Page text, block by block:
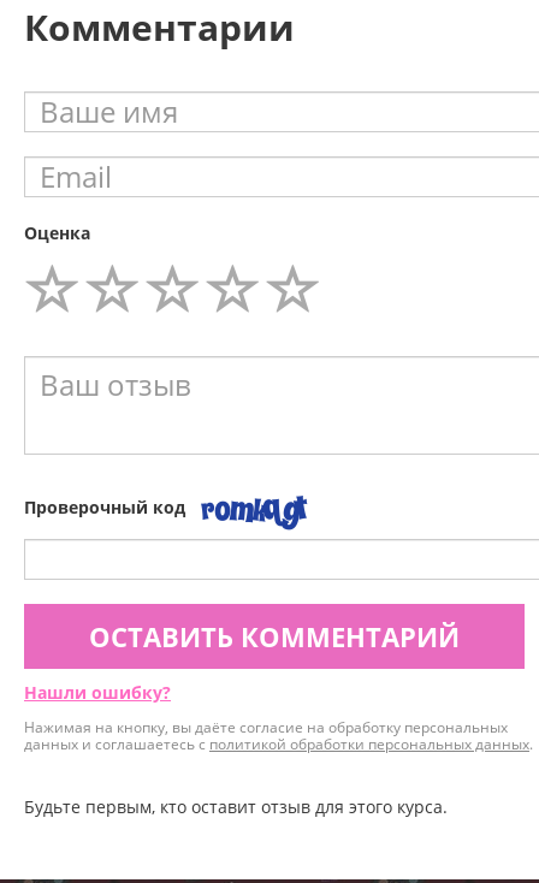
Комментарии
Оценка
Проверочный код
ОСТАВИТЬ КОММЕНТАРИЙ
Нашли ошибку?
Нажимая на кнопку, вы даёте согласие на обработку персональных
данных и соглашаетесь с политикой обработки персональных данных.
Будьте первым, кто оставит отзыв для этого курса.